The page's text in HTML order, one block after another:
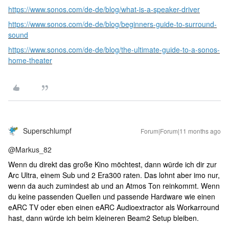
https://www.sonos.com/de-de/blog/what-is-a-speaker-driver
https://www.sonos.com/de-de/blog/beginners-guide-to-surround-
sound
https://www.sonos.com/de-de/blog/the-ultimate-guide-to-a-sonos-
home-theater
Superschlumpf Forum|Forum|11 months ago
@Markus_82
Wenn du direkt das große Kino möchtest, dann würde ich dir zur
Arc Ultra, einem Sub und 2 Era300 raten. Das lohnt aber imo nur,
wenn da auch zumindest ab und an Atmos Ton reinkommt. Wenn
du keine passenden Quellen und passende Hardware wie einen
eARC TV oder eben einen eARC Audioextractor als Workarround
hast, dann würde ich beim kleineren Beam2 Setup bleiben.